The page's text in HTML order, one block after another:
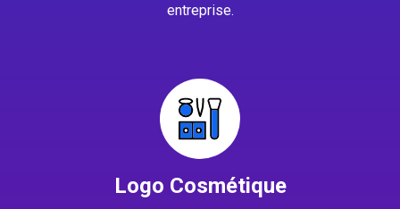
entreprise.
Logo Cosmétique